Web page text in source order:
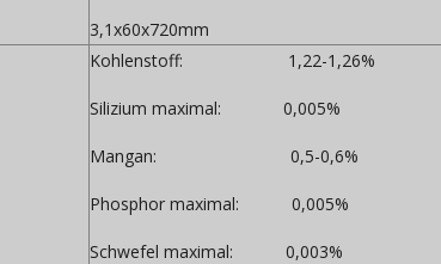
3,1x60x720mm
Kohlenstoff: 1,22-
Silizium maximal: 0,005%
Mangan: 0,5-0,6%
Phosphor maximal: 0,005%
Schwefel maximal: 0,003%